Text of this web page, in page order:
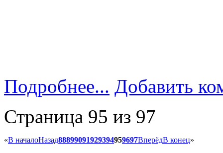
Подробнее... Добавить
Страница 95 из 97
«В началоНазад88899091929394959697ВперёдВ конец»